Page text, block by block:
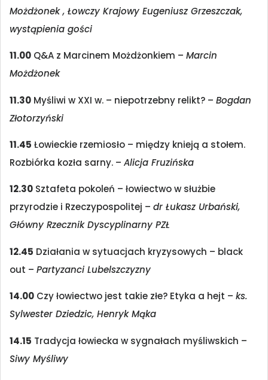
Możdżonek , Łowczy Krajowy Eugeniusz Grzeszczak,
wystąpienia gości
11.00 Q&A z Marcinem Możdżonkiem – Marcin
Możdżonek
11.30 Myśliwi w XXI w. – niepotrzebny relikt? – Bogdan
Złotorzyński
11.45 Łowieckie rzemiosło – między knieją a stołem.
Rozbiórka kozła sarny. – Alicja Fruzińska
12.30 Sztafeta pokoleń – łowiectwo w służbie
przyrodzie i Rzeczypospolitej – dr Łukasz Urbański,
Główny Rzecznik Dyscyplinarny PZŁ
12.45 Działania w sytuacjach kryzysowych – black
out – Partyzanci Lubelszczyzny
14.00 Czy łowiectwo jest takie złe? Etyka a hejt – ks.
Sylwester Dziedzic, Henryk Mąka
14.15 Tradycja łowiecka w sygnałach myśliwskich –
Siwy Myśliwy